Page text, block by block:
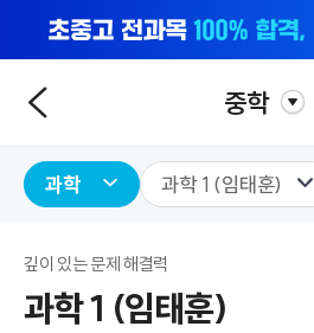
중학
과학 과학 1 (임태훈)
깊이 있는 문제 해결력
과학 1 (임태훈)